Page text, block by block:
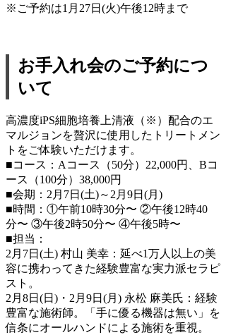
※ご予約は1月27日(火)午後12時まで
お手入れ会のご予約につ
いて
高濃度iPS細胞培養上清液（※）配合のエ
マルジョンを贅沢に使用したトリートメン
トをご体験いただけます。
■コース：Aコース（50分）22,000円、Bコ
ース（100分）38,000円
■会期：2月7日(土)～2月9日(月)
■時間：①午前10時30分〜 ②午後12時40
分〜 ③午後2時50分〜 ④午後5時〜
■担当：
2月7日(土) 村山 美幸：延べ1万人以上の美
容に携わってきた経験豊富な実力派セラピ
スト。
2月8日(日)・2月9日(月) 永松 麻美氏：経験
豊富な施術師。「手に優る機器は無い」を
信条にオールハンドによる施術を重視。